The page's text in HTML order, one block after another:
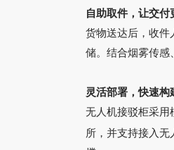
自助取件，让交付
货物送达后，收件
储。结合烟雾传感
灵活部署，快速构
无人机接驳柜采用
所，并支持接入